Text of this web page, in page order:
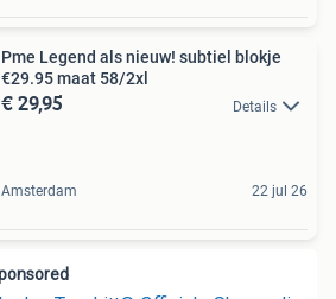
Pme Legend als nieuw! subtiel blokje
€29.95 maat 58/2xl
€ 29,95 Details
Amsterdam 22 jul 26